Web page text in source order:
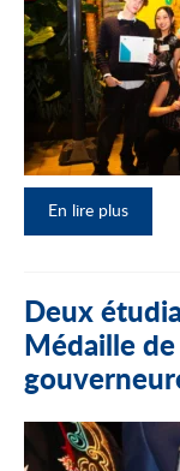
En lire plus
Deux
Médaille